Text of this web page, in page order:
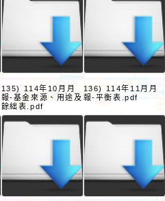
135) 114年10月月
報-基金來源、用途及
餘絀表.pdf
136) 114年11月月
報-平衡表.pdf